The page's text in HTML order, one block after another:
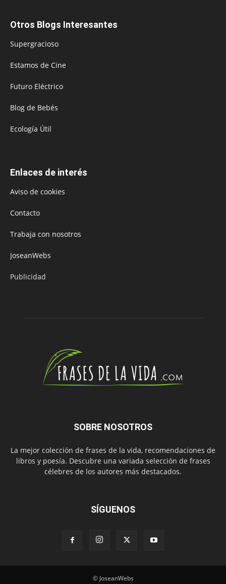
Otros Blogs Interesantes
Supergracioso
Estamos de Cine
Futuro Eléctrico
Blog de Bebés
Ecología Útil
Enlaces de interés
Aviso de cookies
Contacto
Trabaja con nosotros
JoseanWebs
Publicidad
SOBRE NOSOTROS
La mejor colección de frases de la vida, recomendaciones de
libros y poesía. Descubre una variada selección de frases
célebres de los autores más destacados.
SÍGUENOS
© JoseanWebs